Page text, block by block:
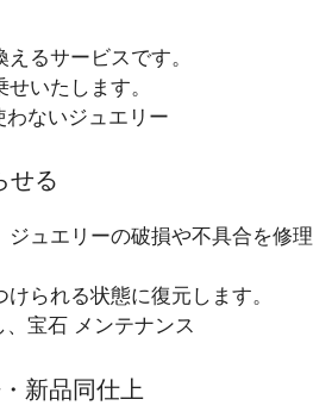
るサービスです。
いたします。
ないジュエリー
せる
ュエリーの破損や不具合を修理
られる状態に復元します。
宝石 メンテナンス
新品同仕上